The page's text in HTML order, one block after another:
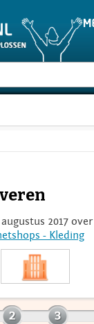
2017 over
- Kleding